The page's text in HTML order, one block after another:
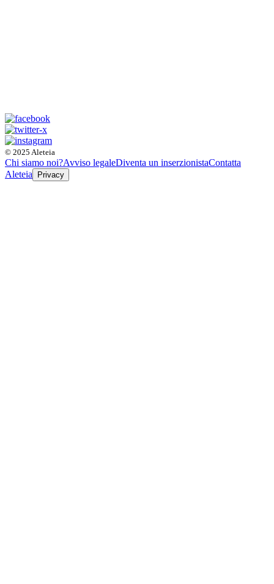
© 2025 Aleteia
Chi siamo noi?Avviso legaleDiventa un inserzionistaContatta
Aleteia
Privacy